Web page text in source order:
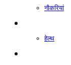
नौकरियां
हेल्थ